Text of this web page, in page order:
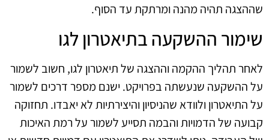
שההצגה תהיה מהנה ומרתקת עד הסוף.
שימור ההשקעה בתיאטרון לגו
לאחר תהליך ההקמה וההצגה של תיאטרון לגו, חשוב לשמור
על ההשקעה שנעשתה בפרויקט. ישנם מספר דרכים לשמור
על התיאטרון ולוודא שהניסיון והיצירתיות לא יאבדו. תחזוקה
קבועה של הדמויות והבמה תסייע לשמור על רמת האיכות